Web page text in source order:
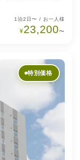
1泊2日〜 / お一人様
¥23,200〜
特別価格